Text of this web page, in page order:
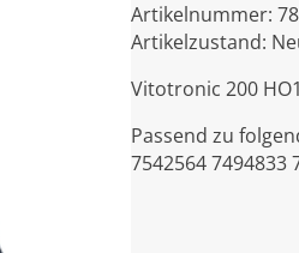
Artikelnummer:
Artikelzustand:
Vitotronic 200
Passend zu
7542564 7494833